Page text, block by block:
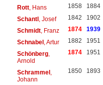
Rott, Hans 1858 1884
Schantl, Josef 1842 1902
Schmidt, Franz 1874 1939
Schnabel, Artur 1882 1951
Schönberg,
Arnold
1874 1951
Schrammel,
Johann
1850 1893